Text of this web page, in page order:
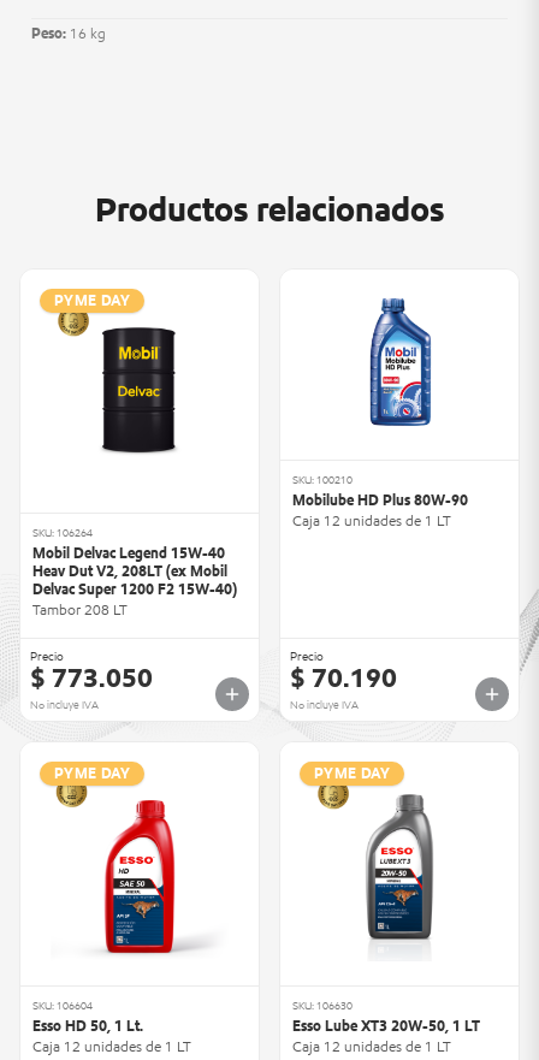
Peso: 16 kg
Productos relacionados
PYME DAY
SKU: 106264
Mobil Delvac Legend 15W-40
Heav Dut V2, 208LT (ex Mobil
Delvac Super 1200 F2 15W-40)
Tambor 208 LT
Precio
$ 773.050
No incluye IVA
SKU: 100210
Mobilube HD Plus 80W-90
Caja 12 unidades de 1 LT
Precio
$ 70.190
No incluye IVA
PYME DAY
SKU: 106604
Esso HD 50, 1 Lt.
Caja 12 unidades de 1 LT
PYME DAY
SKU: 106630
Esso Lube XT3 20W-50, 1 LT
Caja 12 unidades de 1 LT